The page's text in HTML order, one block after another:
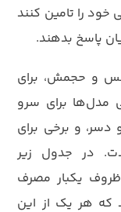
خود را تامین کنند
پاسخ بدهند.
و حجمش، برای
مدل‌ها برای سرو
دسر، و برخی برای
در جدول زیر
ظروف یکبار مصرف
که هر یک از این